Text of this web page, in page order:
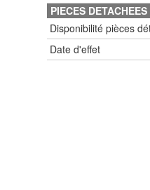
PIECES
Disponibilité pièces
Date d'effet